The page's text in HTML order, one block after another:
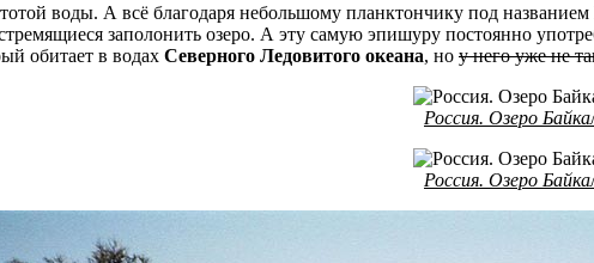
воды. А всё благодаря небольшому планктончику под названием
заполонить озеро. А эту самую эпишуру постоянно
обитает в водах Северного Ледовитого океана, но у него уже не
Россия. Озеро
Россия. Озеро